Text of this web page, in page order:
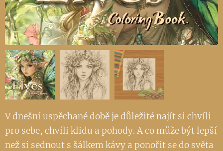
V dnešní uspěchané době je důležité najít si chvíli
pro sebe, chvíli klidu a pohody. A co může být lepší
než si sednout s šálkem kávy a ponořit se do světa